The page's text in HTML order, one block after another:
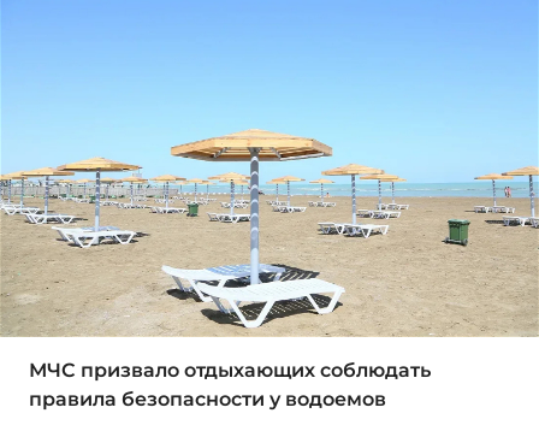
МЧС призвало отдыхающих соблюдать
правила безопасности у водоемов